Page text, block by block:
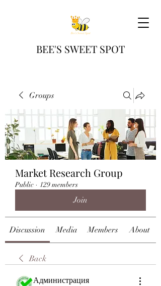
BEE'S SWEET SPOT
Groups
Market Research Group
Public · 129 members
Join
Discussion Media Members About
Back
Администрация